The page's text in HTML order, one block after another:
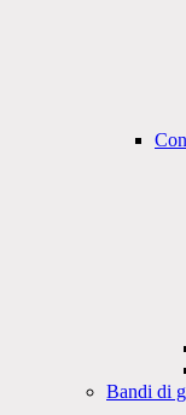
Bandi di